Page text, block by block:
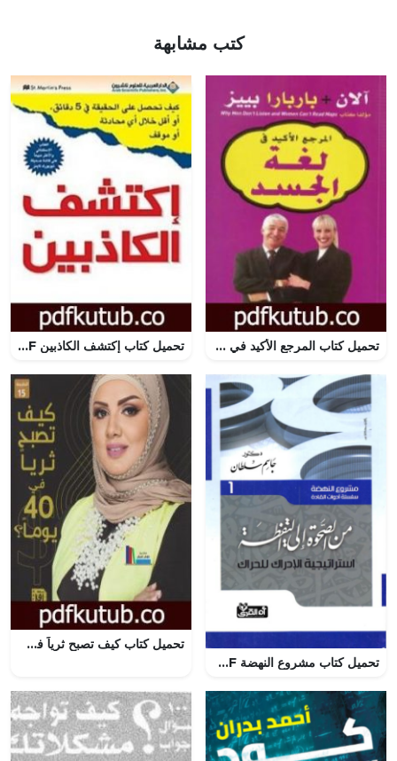
كتب مشابهة
تحميل كتاب المرجع الأكيد في لغة الجسد PDF تأليف آلان و باربرا بيز مجانا [كامل] تحميل كتاب إكتشف الكاذبين PDF تأليف دافيد ج. ليبرمان مجانا [كامل]
تحميل كتاب مشروع النهضة PDF جاسم سلطان مجانا
تحميل كتاب كيف تصبح ثرياً في 40 يوماً PDF تأليف مريم الدخيل مجانا [كامل]